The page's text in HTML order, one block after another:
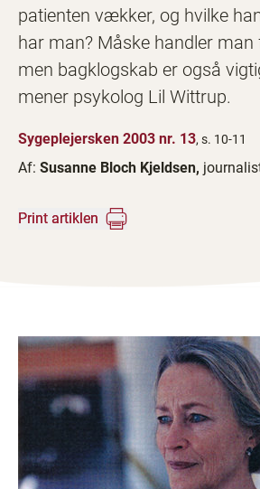
patienten vækker, og hvilke
har man? Måske handler man
men bagklogskab er også
mener psykolog Lil Wittrup.
Sygeplejersken 2003 nr. 13, s. 10-11
Af: Susanne Bloch Kjeldsen,
Print artiklen